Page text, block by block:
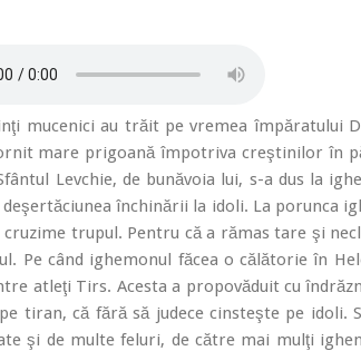
mucenici au trăit pe vremea împăratului
mare prigoană împotriva creştinilor în
Levchie, de bunăvoia lui, s-a dus la
închinării la idoli. La porunca
trupul. Pentru că a rămas tare şi
Pe când ighemonul făcea o călătorie în
atleţi Tirs. Acesta a propovăduit cu
tiran, că fără să judece cinsteşte pe idoli.
şi de multe feluri, de către mai mulţi